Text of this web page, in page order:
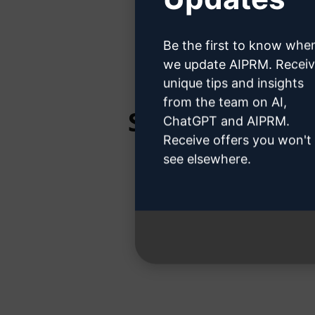
Hier
Schritt 3:
Be the first to know
we update AIPRM.
unique tips and insights
from the team on AI,
ChatGPT and AIPRM.
Receive offers you won't
see elsewhere.